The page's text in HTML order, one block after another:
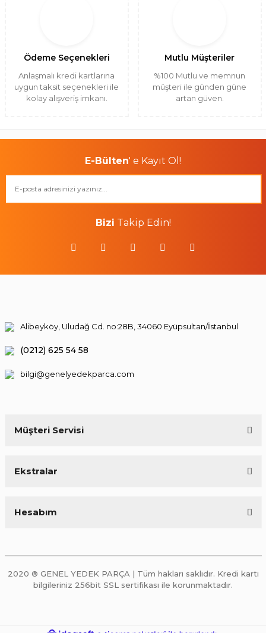
Ödeme Seçenekleri
Anlaşmalı kredi kartlarına
uygun taksit seçenekleri ile
kolay alışveriş imkanı.
Mutlu Müşteriler
%100 Mutlu ve memnun
müşteri ile günden güne
artan güven.
E-Bülten' e Kayıt Ol!
Bizi Takip Edin!
Müşteri Servisi
Ekstralar
Hesabım
2020 ® GENEL YEDEK PARÇA | Tüm hakları saklıdır. Kredi kartı
bilgileriniz 256bit SSL sertifikası ile korunmaktadır.
Alibeyköy, Uludağ Cd. no:28B, 34060 Eyüpsultan/İstanbul
(0212) 625 54 58
bilgi@genelyedekparca.com